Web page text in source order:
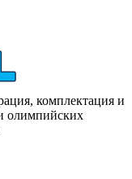
комплектация и
олимпийских